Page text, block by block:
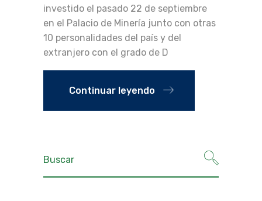
investido el pasado 22 de septiembre
en el Palacio de Minería junto con otras
10 personalidades del país y del
extranjero con el grado de D
Continuar leyendo